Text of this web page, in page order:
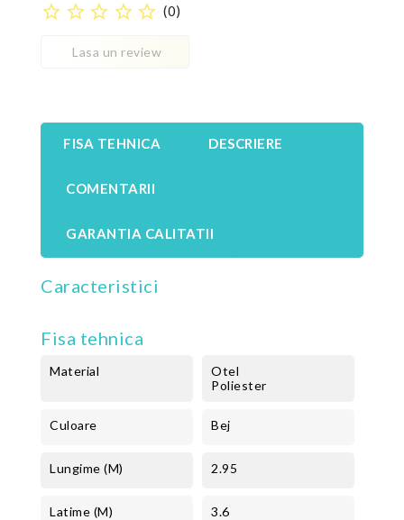
star_border star_border star_border star_border star_border (0)
Lasa un review
FISA TEHNICA DESCRIERE
COMENTARII
GARANTIA CALITATII
Caracteristici
Fisa tehnica
Material
Otel
Poliester
Culoare Bej
Lungime (m) 2.95
Latime (m) 3.6